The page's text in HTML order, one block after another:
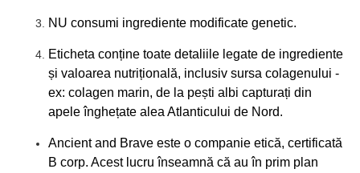
NU consumi ingrediente modificate genetic.
Eticheta conține toate detaliile legate de ingrediente
și valoarea nutrițională, inclusiv sursa colagenului -
ex: colagen marin, de la pești albi capturați din
apele înghețate alea Atlanticului de Nord.
Ancient and Brave este o companie etică, certificată
B corp. Acest lucru înseamnă că au în prim plan